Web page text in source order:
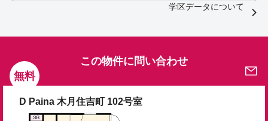
学区データについて
無料
この物件に問い合わせ
D Paina 木月住吉町 102号室